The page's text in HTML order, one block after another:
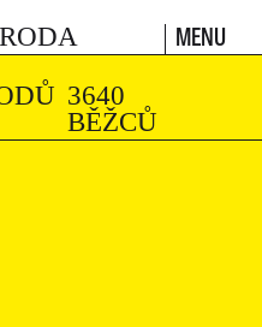
MENU
3640
BĚŽCŮ